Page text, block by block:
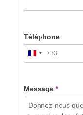
Téléphone
France
+33
+33
Message*